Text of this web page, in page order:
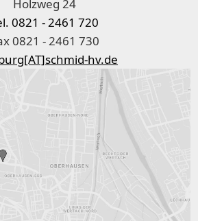
Holzweg 24
0821 - 2461 720
0821 - 2461 730
hv.de